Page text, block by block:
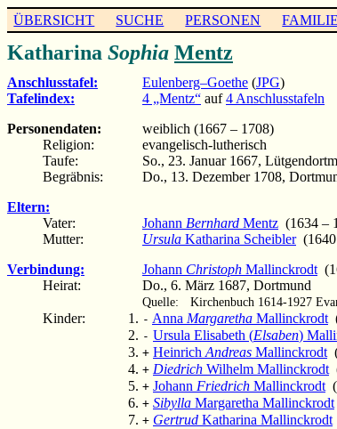
ÜBERSICHT SUCHE PERSONEN
Katharina Sophia Mentz
Anschlusstafel: Eulenberg–Goethe (JPG)
Tafelindex:
4 „Mentz“ auf4 Anschlusstafeln
Personendaten:
weiblich (1667 – 1708)
Religion:
evangelisch-lutherisch
Taufe:
So., 23. Januar 1667,
Begräbnis:
Do., 13. Dezember 1708,
Eltern:
Vater:
Johann Bernhard Mentz (1634 –
Mutter:
Ursula Katharina Scheibler(1640
Verbindung:
Johann Christoph Mallinckrodt
Heirat:
Do., 6. März 1687, Dortmund
Quelle: Kirchenbuch 1614-1927
Kinder: - Anna Margaretha Mallinckrodt
- Ursula Elisabeth (Elsaben)
+ Heinrich Andreas Mallinckrodt
+ Diedrich Wilhelm Mallinckrodt
+ Johann Friedrich Mallinckrodt
+ Sibylla Margaretha Mallinckrodt
+ Gertrud Katharina Mallinckrodt